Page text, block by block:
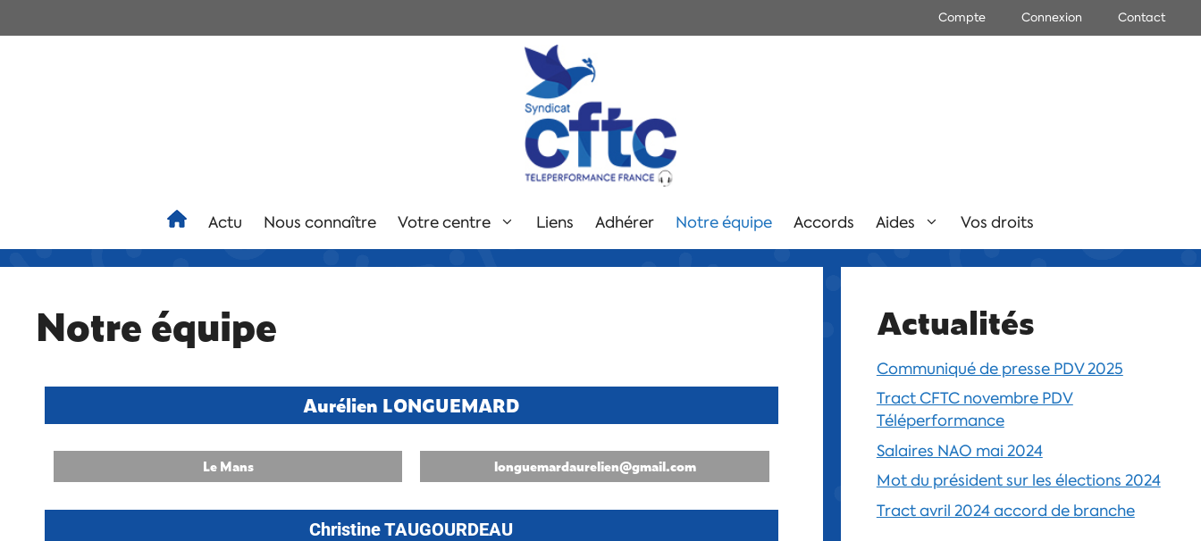
Compte Connexion Contact
Actu Nous connaître Votre centre Liens Adhérer Notre équipe Accords Aides Vos droits
Notre équipe
Aurélien LONGUEMARD
Le Mans longuemardaurelien@gmail.com
Christine TAUGOURDEAU
Actualités
Communiqué de presse PDV 2025
Tract CFTC novembre PDV
Téléperformance
Salaires NAO mai 2024
Mot du président sur les élections 2024
Tract avril 2024 accord de branche